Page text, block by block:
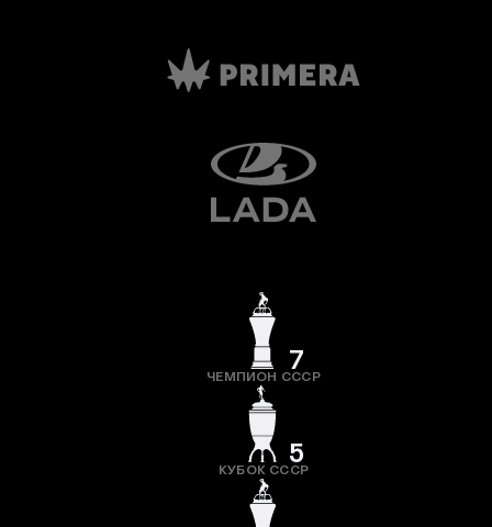
7
ЧЕМПИОН СССР
5
КУБОК СССР